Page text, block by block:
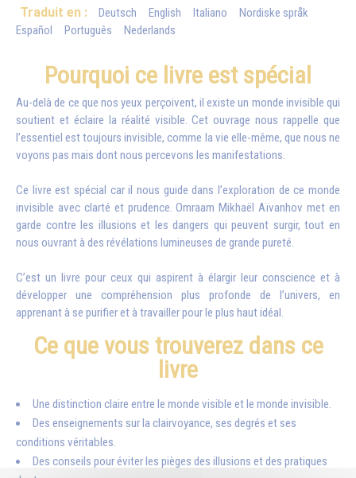
Traduit en : Deutsch English Italiano
Nordiske språk
Español
Português Nederlands
Pourquoi ce livre est spécial
Au-delà de ce que nos yeux perçoivent, il existe un monde invisible qui
soutient et éclaire la réalité visible. Cet ouvrage nous rappelle que
l’essentiel est toujours invisible, comme la vie elle-même, que nous ne
voyons pas mais dont nous percevons les manifestations.
Ce livre est spécial car il nous guide dans l’exploration de ce monde
invisible avec clarté et prudence. Omraam Mikhaël Aïvanhov met en
garde contre les illusions et les dangers qui peuvent surgir, tout en
nous ouvrant à des révélations lumineuses de grande pureté.
C’est un livre pour ceux qui aspirent à élargir leur conscience et à
développer une compréhension plus profonde de l’univers, en
apprenant à se purifier et à travailler pour le plus haut idéal.
Ce que vous trouverez dans ce
livre
Une distinction claire entre le monde visible et le monde invisible.
Des enseignements sur la clairvoyance, ses degrés et ses
conditions véritables.
Des conseils pour éviter les pièges des illusions et des pratiques